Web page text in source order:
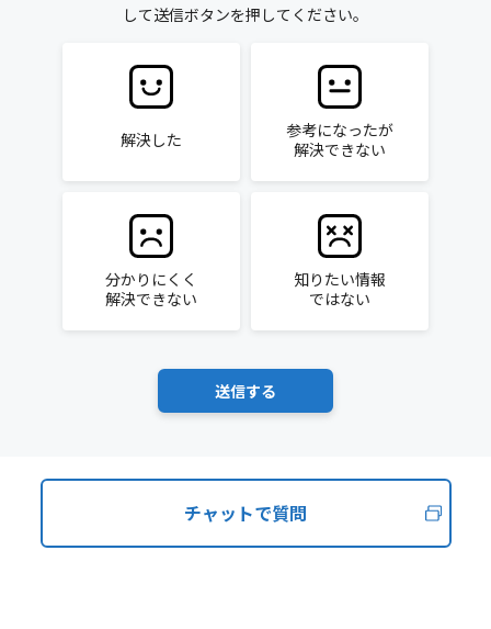
して送信ボタンを押してください。
解決した
参考になったが
解決できない
分かりにくく
解決できない
知りたい情報
ではない
チャットで質問